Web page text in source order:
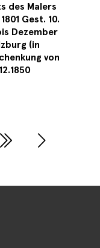
des Malers
Gest. 10.
Dezember
(in
von